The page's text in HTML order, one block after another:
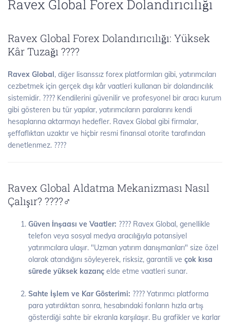
Ravex Global Forex Dolandırıcılığı
Ravex Global Forex Dolandırıcılığı: Yüksek
Kâr Tuzağı ????
Ravex Global, diğer lisanssız forex platformları gibi, yatırımcıları
cezbetmek için gerçek dışı kâr vaatleri kullanan bir dolandırıcılık
sistemidir. ???? Kendilerini güvenilir ve profesyonel bir aracı kurum
gibi gösteren bu tür yapılar, yatırımcıların paralarını kendi
hesaplarına aktarmayı hedefler. Ravex Global gibi firmalar,
şeffaflıktan uzaktır ve hiçbir resmi finansal otorite tarafından
denetlenmez. ????
Ravex Global Aldatma Mekanizması Nasıl
Çalışır? ????️‍♂️
Güven İnşaası ve Vaatler: ???? Ravex Global, genellikle
telefon veya sosyal medya aracılığıyla potansiyel
yatırımcılara ulaşır. "Uzman yatırım danışmanları" size özel
olarak atandığını söyleyerek, risksiz, garantili ve çok kısa
sürede yüksek kazanç elde etme vaatleri sunar.
Sahte İşlem ve Kar Gösterimi: ???? Yatırımcı platforma
para yatırdıktan sonra, hesabındaki fonların hızla artış
gösterdiği sahte bir ekranla karşılaşır. Bu grafikler ve karlar